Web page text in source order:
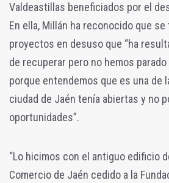
Valdeastillas beneficiados por el
En ella, Millán ha reconocido que
proyectos en desuso que “ha
de recuperar pero no hemos
porque entendemos que es una de
ciudad de Jaén tenía abiertas y no
oportunidades”.
“Lo hicimos con el antiguo edificio
Comercio de Jaén cedido a la